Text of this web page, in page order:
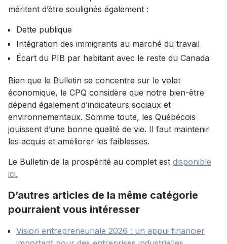
méritent d’être soulignés également :
Dette publique
Intégration des immigrants au marché du travail
Écart du PIB par habitant avec le reste du Canada
Bien que le Bulletin se concentre sur le volet
économique, le CPQ considère que notre bien-être
dépend également d’indicateurs sociaux et
environnementaux. Somme toute, les Québécois
jouissent d’une bonne qualité de vie. Il faut maintenir
les acquis et améliorer les faiblesses.
Le Bulletin de la prospérité au complet est disponible
ici.
D’autres articles de la même catégorie
pourraient vous intéresser
Vision entrepreneuriale 2026 : un appui financier